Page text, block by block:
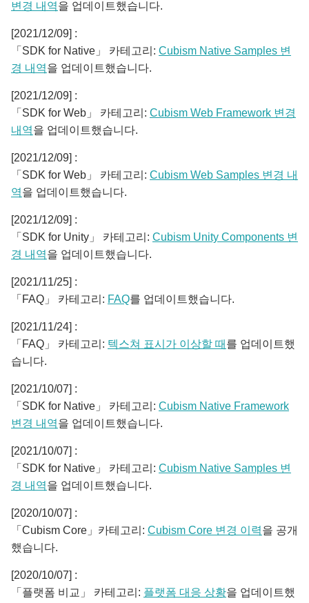
변경 내역을 업데이트했습니다.
[2021/12/09] :
「SDK for Native」 카테고리: Cubism Native Samples 변
경 내역을 업데이트했습니다.
[2021/12/09] :
「SDK for Web」 카테고리: Cubism Web Framework 변경
내역을 업데이트했습니다.
[2021/12/09] :
「SDK for Web」 카테고리: Cubism Web Samples 변경 내
역을 업데이트했습니다.
[2021/12/09] :
「SDK for Unity」 카테고리: Cubism Unity Components 변
경 내역을 업데이트했습니다.
[2021/11/25] :
「FAQ」 카테고리: FAQ를 업데이트했습니다.
[2021/11/24] :
「FAQ」 카테고리: 텍스쳐 표시가 이상할 때 를 업데이트했
습니다.
[2021/10/07] :
「SDK for Native」 카테고리: Cubism Native Framework
변경 내역을 업데이트했습니다.
[2021/10/07] :
「SDK for Native」 카테고리: Cubism Native Samples 변
경 내역을 업데이트했습니다.
[2020/10/07] :
「Cubism Core」카테고리: Cubism Core 변경 이력을 공개
했습니다.
[2020/10/07] :
「플랫폼 비교」 카테고리: 플랫폼 대응 상황을 업데이트했